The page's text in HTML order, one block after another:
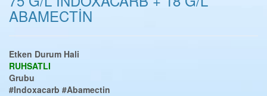
ABAMECTİN
Etken Durum Hali
RUHSATLI
Grubu
#Indoxacarb #Abamectin